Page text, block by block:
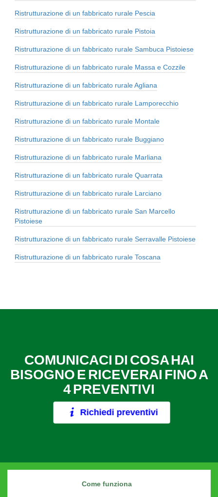
Ristrutturazione di un fabbricato rurale Pescia
Ristrutturazione di un fabbricato rurale Pistoia
Ristrutturazione di un fabbricato rurale Sambuca Pistoiese
Ristrutturazione di un fabbricato rurale Massa e Cozzile
Ristrutturazione di un fabbricato rurale Agliana
Ristrutturazione di un fabbricato rurale Lamporecchio
Ristrutturazione di un fabbricato rurale Montale
Ristrutturazione di un fabbricato rurale Buggiano
Ristrutturazione di un fabbricato rurale Marliana
Ristrutturazione di un fabbricato rurale Quarrata
Ristrutturazione di un fabbricato rurale Larciano
Ristrutturazione di un fabbricato rurale San Marcello
Pistoiese
Ristrutturazione di un fabbricato rurale Serravalle Pistoiese
Ristrutturazione di un fabbricato rurale Toscana
COMUNICACI DI COSA HAI
BISOGNO E RICEVERAI FINO A
4 PREVENTIVI
Richiedi preventivi
Come funziona